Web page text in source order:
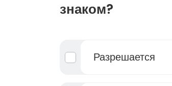
знаком?
Разрешается